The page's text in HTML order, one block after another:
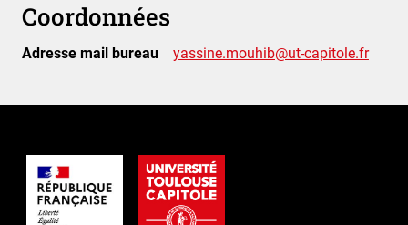
Coordonnées
Adresse mail bureau yassine.mouhib@ut-capitole.fr